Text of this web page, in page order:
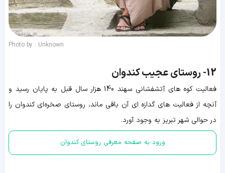
Photo by : Unknown
12- روستای عجیب کندوان
فعالیت کوه های آتشفشانی سهند 140 هزار سال قبل به پایان رسید و
آنچه از فعالیت های گدازه ای آن باقی ماند، روستای صخره‌ای کندوان را
در حوالی شهر تبریز به وجود آورد.
ورود به صفحه معرفی روستای کندوان